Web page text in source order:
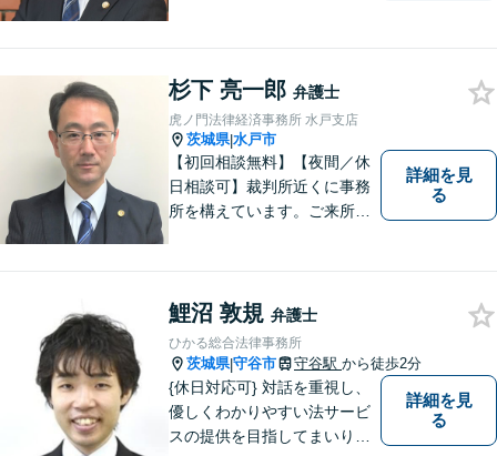
把握した上で、正当な権利を
守るために丁寧な対応を致し
ます。
杉下 亮一郎 弁護士
虎ノ門法律経済事務所 水戸支店
茨城県|水戸市
【初回相談無料】【夜間／休
日相談可】裁判所近くに事務
所を構えています。ご来所・
もに最善の解決を目指しま
詳細を見
る
鯉沼 敦規 弁護士
ひかる総合法律事務所
茨城県|守谷市 守谷駅 から徒歩2分
{休日対応可} 対話を重視し、
優しくわかりやすい法サービ
スの提供を目指してまいりま
詳細を見
る